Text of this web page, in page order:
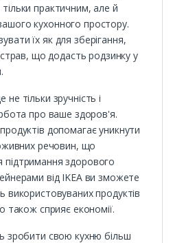
практичним, але й
кухонного простору.
їх як для зберігання,
страв, що додасть родзинку у
тільки зручність і
про ваше здоров'я.
допомагає уникнути
речовин, що
здорового
від IKEA ви зможете
використовуваних продуктів
також сприяє економії.
зробити свою кухню більш